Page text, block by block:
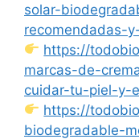
solar-
recomendadas-
https://
marcas-de-
cuidar-tu-piel-y-
https://
biodegradable-